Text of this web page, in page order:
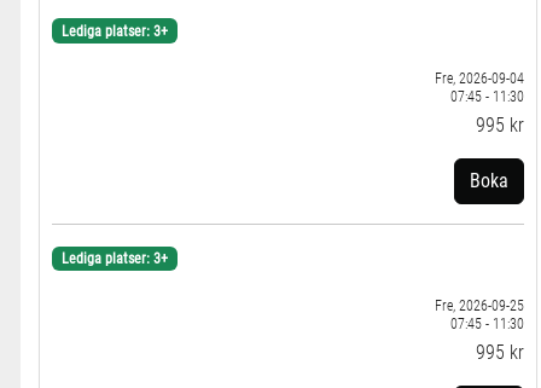
Lediga platser: 3+
Fre, 2026-09-04
07:45 - 11:30
995 kr
Boka
Lediga platser: 3+
Fre, 2026-09-25
07:45 - 11:30
995 kr